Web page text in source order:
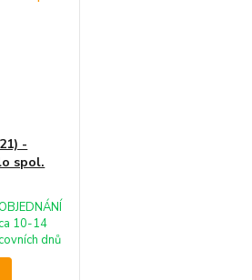
-
spol.
10-14
dnů